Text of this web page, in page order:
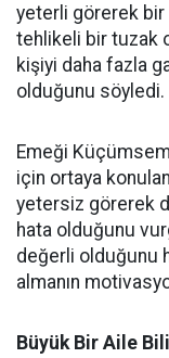
yeterli görerek bir
tehlikeli bir tuzak
kişiyi daha fazla
olduğunu söyledi.
Emeği
için ortaya
yetersiz görerek
hata olduğunu
değerli olduğunu
almanın
Büyük Bir Aile